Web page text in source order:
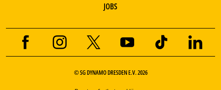
JOBS
© SG DYNAMO DRESDEN E.V. 2026